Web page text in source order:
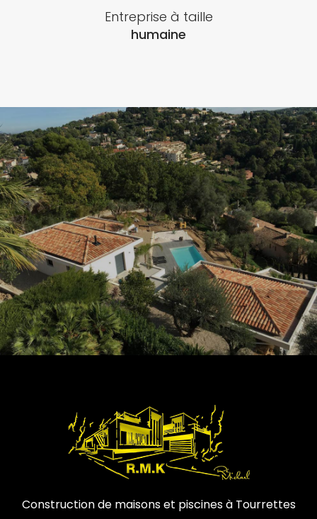
Entreprise à taille
humaine
Construction de maisons et piscines à Tourrettes